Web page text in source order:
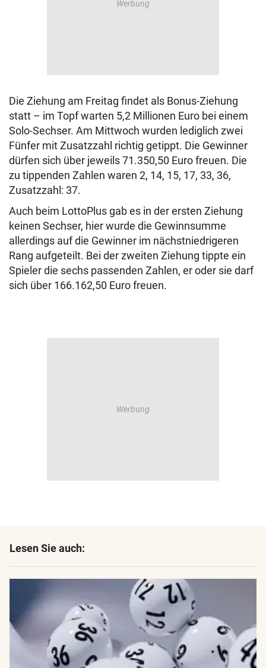
Die Ziehung am Freitag findet als Bonus-Ziehung
statt – im Topf warten 5,2 Millionen Euro bei einem
Solo-Sechser. Am Mittwoch wurden lediglich zwei
Fünfer mit Zusatzzahl richtig getippt. Die Gewinner
dürfen sich über jeweils 71.350,50 Euro freuen. Die
zu tippenden Zahlen waren 2, 14, 15, 17, 33, 36,
Zusatzzahl: 37.
Auch beim LottoPlus gab es in der ersten Ziehung
keinen Sechser, hier wurde die Gewinnsumme
allerdings auf die Gewinner im nächstniedrigeren
Rang aufgeteilt. Bei der zweiten Ziehung tippte ein
Spieler die sechs passenden Zahlen, er oder sie darf
sich über 166.162,50 Euro freuen.
Lesen Sie auch: